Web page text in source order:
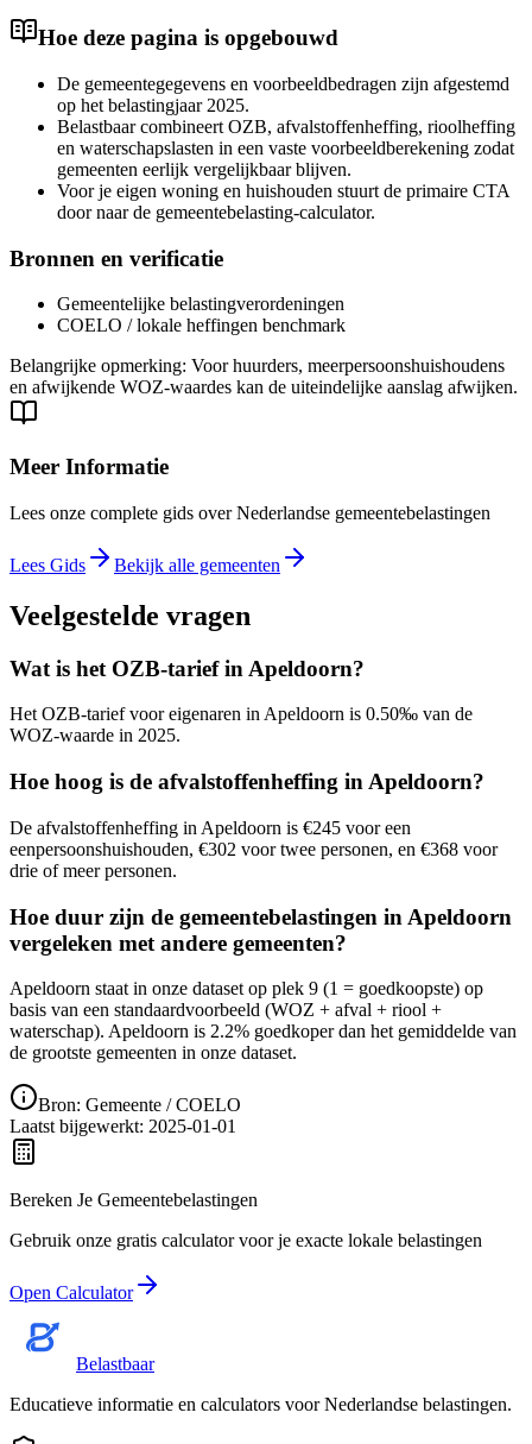
Hoe deze pagina is opgebouwd
De gemeentegegevens en voorbeeldbedragen zijn afgestemd
op het belastingjaar 2025.
Belastbaar combineert OZB, afvalstoffenheffing, rioolheffing
en waterschapslasten in een vaste voorbeeldberekening zodat
gemeenten eerlijk vergelijkbaar blijven.
Voor je eigen woning en huishouden stuurt de primaire CTA
door naar de gemeentebelasting-calculator.
Bronnen en verificatie
Gemeentelijke belastingverordeningen
COELO / lokale heffingen benchmark
Belangrijke opmerking: Voor huurders, meerpersoonshuishoudens
en afwijkende WOZ-waardes kan de uiteindelijke aanslag afwijken.
Meer Informatie
Lees onze complete gids over Nederlandse gemeentebelastingen
Lees Gids Bekijk alle gemeenten
Veelgestelde vragen
Wat is het OZB-tarief in Apeldoorn?
Het OZB-tarief voor eigenaren in Apeldoorn is 0.50‰ van de
WOZ-waarde in 2025.
Hoe hoog is de afvalstoffenheffing in Apeldoorn?
De afvalstoffenheffing in Apeldoorn is €245 voor een
eenpersoonshuishouden, €302 voor twee personen, en €368 voor
drie of meer personen.
Hoe duur zijn de gemeentebelastingen in Apeldoorn
vergeleken met andere gemeenten?
Apeldoorn staat in onze dataset op plek 9 (1 = goedkoopste) op
basis van een standaardvoorbeeld (WOZ + afval + riool +
waterschap). Apeldoorn is 2.2% goedkoper dan het gemiddelde van
de grootste gemeenten in onze dataset.
Bron: Gemeente / COELO
Laatst bijgewerkt: 2025-01-01
Bereken Je Gemeentebelastingen
Gebruik onze gratis calculator voor je exacte lokale belastingen
Open Calculator
Belastbaar
Educatieve informatie en calculators voor Nederlandse belastingen.